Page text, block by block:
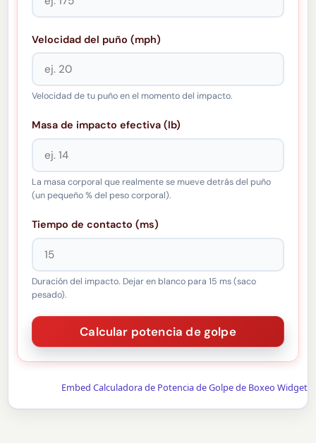
Velocidad del puño (mph)
Velocidad de tu puño en el momento del impacto.
Masa de impacto efectiva (lb)
La masa corporal que realmente se mueve detrás del puño
(un pequeño % del peso corporal).
Tiempo de contacto (ms)
Duración del impacto. Dejar en blanco para 15 ms (saco
pesado).
Embed Calculadora de Potencia de Golpe de Boxeo Widget